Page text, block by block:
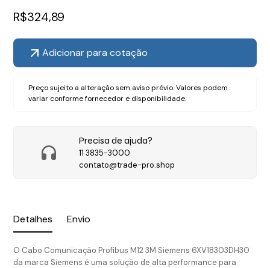
Detalhes Envio
O Cabo Comunicação Profibus M12 3M Siemens 6XV18303DH30
da marca Siemens é uma solução de alta performance para
R$324,89
Adicionar para cotação
Preço sujeito a alteração sem aviso prévio. Valores podem
variar conforme fornecedor e disponibilidade.
Precisa de ajuda?
11 3835-3000
contato@trade-pro.shop